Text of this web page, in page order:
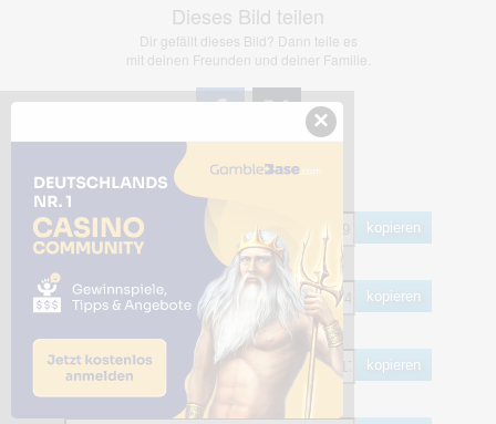
Dieses Bild teilen
Dir gefällt dieses Bild? Dann teile es
mit deinen Freunden und deiner Familie.
Share Links
kopieren
HTML
kopieren
BB Code
kopieren
×